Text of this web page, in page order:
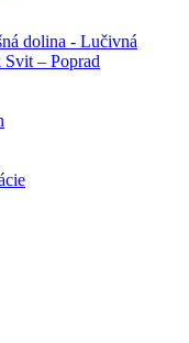
dolina - Lučivná
– Poprad